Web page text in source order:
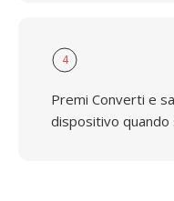
4
Premi Converti e
dispositivo quando